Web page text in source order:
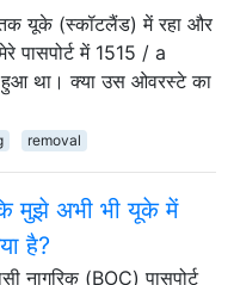
यूके (स्कॉटलैंड) में रहा और
पासपोर्ट में 1515 / a
था। क्या उस ओवरस्टे का
removal
मुझे अभी भी यूके में
है?
नागरिक (BOC) पासपोर्ट